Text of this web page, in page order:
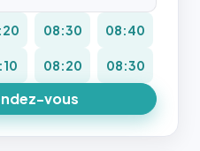
08:30
08:40
08:20 08:30
vous